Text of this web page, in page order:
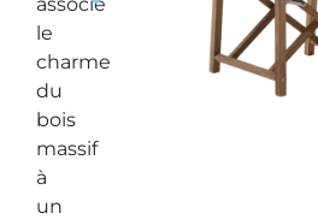
le
charme
du
bois
massif
à
un